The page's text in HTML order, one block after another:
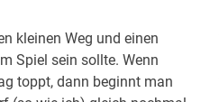
kleinen Weg und einen
Spiel sein sollte. Wenn
toppt, dann beginnt man